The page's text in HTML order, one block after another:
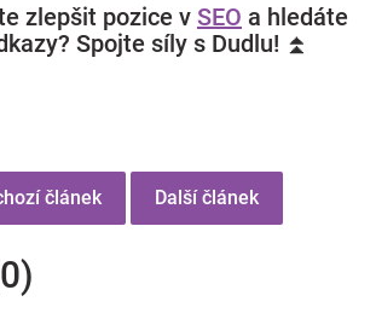
zlepšit pozice v SEO a hledáte
Spojte síly s Dudlu! ⏫
článek Další článek